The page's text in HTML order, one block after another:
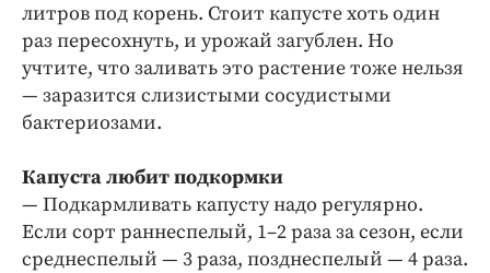
литров под корень. Стоит капусте хоть один
раз пересохнуть, и урожай загублен. Но
учтите, что заливать это растение тоже нельзя
— заразится слизистыми сосудистыми
бактериозами.
Капуста любит подкормки
— Подкармливать капусту надо регулярно.
Если сорт раннеспелый, 1–2 раза за сезон, если
среднеспелый — 3 раза, позднеспелый — 4 раза.